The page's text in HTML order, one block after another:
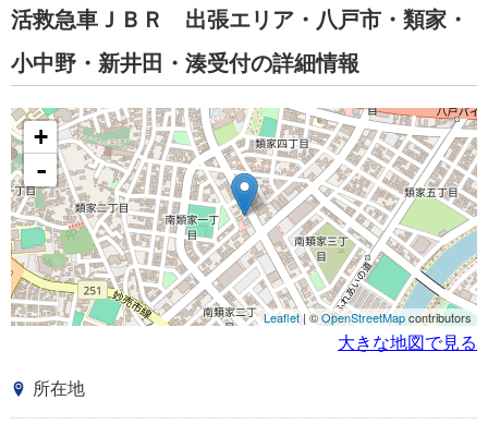
活救急車ＪＢＲ 出張エリア・八戸市・類家・
小中野・新井田・湊受付の詳細情報
+
-
Leaflet| ©OpenStreetMapcontributors
大きな地図で見る
所在地